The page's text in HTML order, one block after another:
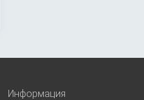
Информация